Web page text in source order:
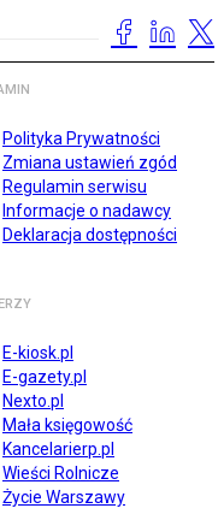
Polityka Prywatności
Zmiana ustawień zgód
Regulamin serwisu
Informacje o nadawcy
Deklaracja dostępności
E-kiosk.pl
E-gazety.pl
Nexto.pl
Mała księgowość
Kancelarierp.pl
Wieści Rolnicze
Życie Warszawy